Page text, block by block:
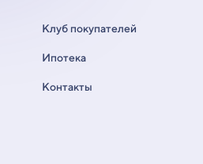
Клуб покупателей
Ипотека
Контакты